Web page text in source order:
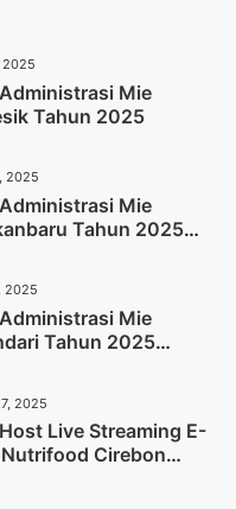
2025
Mie
Tahun 2025
2025
Mie
Tahun 2025
2025
Mie
Tahun 2025
2025
Live Streaming E-
Cirebon